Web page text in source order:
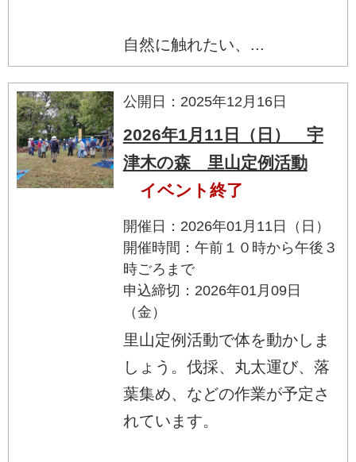
自然に触れたい、...
公開日：2025年12月16日
2026年1月11日（日） 宇
津木の森 里山定例活動
イベント終了
開催日：2026年01月11日（日）
開催時間：午前１０時から午後３
時ごろまで
申込締切：2026年01月09日
（金）
里山定例活動で体を動かしま
しょう。伐採、丸太運び、落
葉集め、などの作業が予定さ
れています。